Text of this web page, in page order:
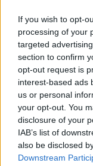
If you wish to opt-
processing of your
targeted
section to confirm
opt-out request is
interest-based ads
us or personal
your opt-out. You
disclosure of your
IAB’s list of
also be disclosed
Downstream
просечна
е зголемена
%). Конкретно
за 0,68%,
зголемена за
услуги и
отпад ги
политизираат
тело.